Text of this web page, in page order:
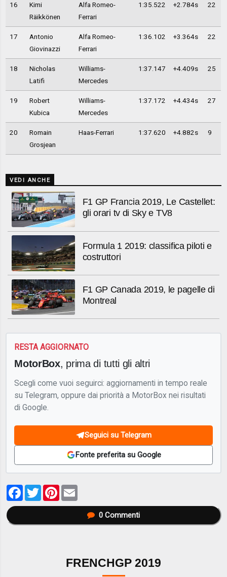
16
Kimi
Räikkönen
Alfa Romeo-
Ferrari
1:35.522 +2.784s 22
17
Antonio
Giovinazzi
Alfa Romeo-
Ferrari
1:36.102 +3.364s 22
18
Nicholas
Latifi
Williams-
Mercedes
1:37.147 +4.409s 25
19
Robert
Kubica
Williams-
Mercedes
1:37.172 +4.434s 27
20
Romain
Grosjean
Haas-Ferrari 1:37.620 +4.882s 9
VEDI ANCHE
F1 GP Francia 2019, Le Castellet:
gli orari tv di Sky e TV8
Formula 1 2019: classifica piloti e
costruttori
F1 GP Canada 2019, le pagelle di
Montreal
RESTA AGGIORNATO
MotorBox, prima di tutti gli altri
Scegli come vuoi seguirci: aggiornamenti in tempo reale
su Telegram, oppure dai priorità a MotorBox nei risultati
di Google.
Seguici su Telegram
Fonte preferita su Google
Facebook
TwitterPinterest
0Commenti
FRENCHGP 2019